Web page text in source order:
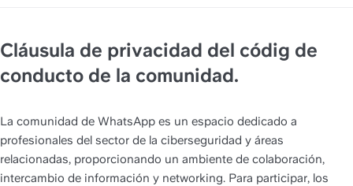
Cláusula de privacidad del códig de
conducto de la comunidad.
La comunidad de WhatsApp es un espacio dedicado a
profesionales del sector de la ciberseguridad y áreas
relacionadas, proporcionando un ambiente de colaboración,
intercambio de información y networking. Para participar, los